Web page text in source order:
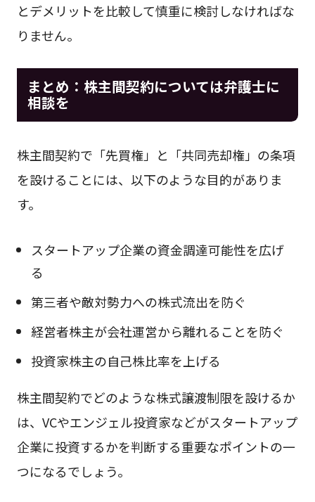
とデメリットを比較して慎重に検討しなければな
りません。
まとめ：株主間契約については弁護士に
相談を
株主間契約で「先買権」と「共同売却権」の条項
を設けることには、以下のような目的がありま
す。
スタートアップ企業の資金調達可能性を広げ
る
第三者や敵対勢力への株式流出を防ぐ
経営者株主が会社運営から離れることを防ぐ
投資家株主の自己株比率を上げる
株主間契約でどのような株式譲渡制限を設けるか
は、VCやエンジェル投資家などがスタートアップ
企業に投資するかを判断する重要なポイントの一
つになるでしょう。